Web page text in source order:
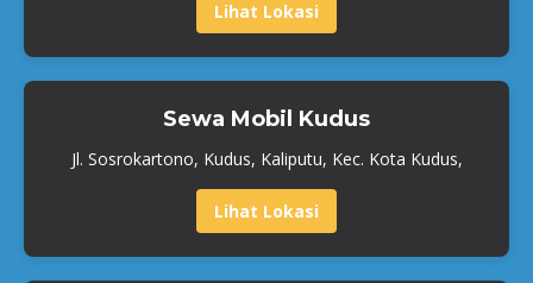
Lihat Lokasi
Sewa Mobil Kudus
Jl. Sosrokartono, Kudus, Kaliputu, Kec. Kota Kudus,
Lihat Lokasi